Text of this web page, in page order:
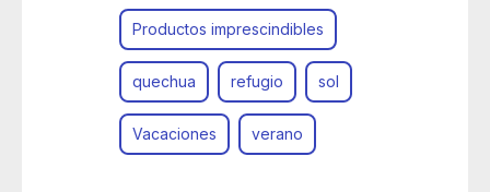
Productos imprescindibles
quechua refugio sol
Vacaciones verano